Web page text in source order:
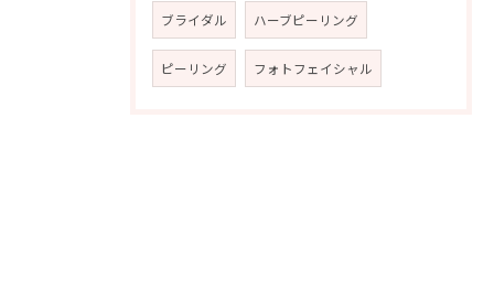
ブライダル ハーブピーリング
ピーリング フォトフェイシャル